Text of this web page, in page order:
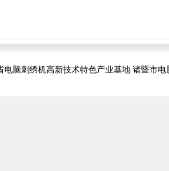
脑刺绣机高新技术特色产业基地 诸暨市电